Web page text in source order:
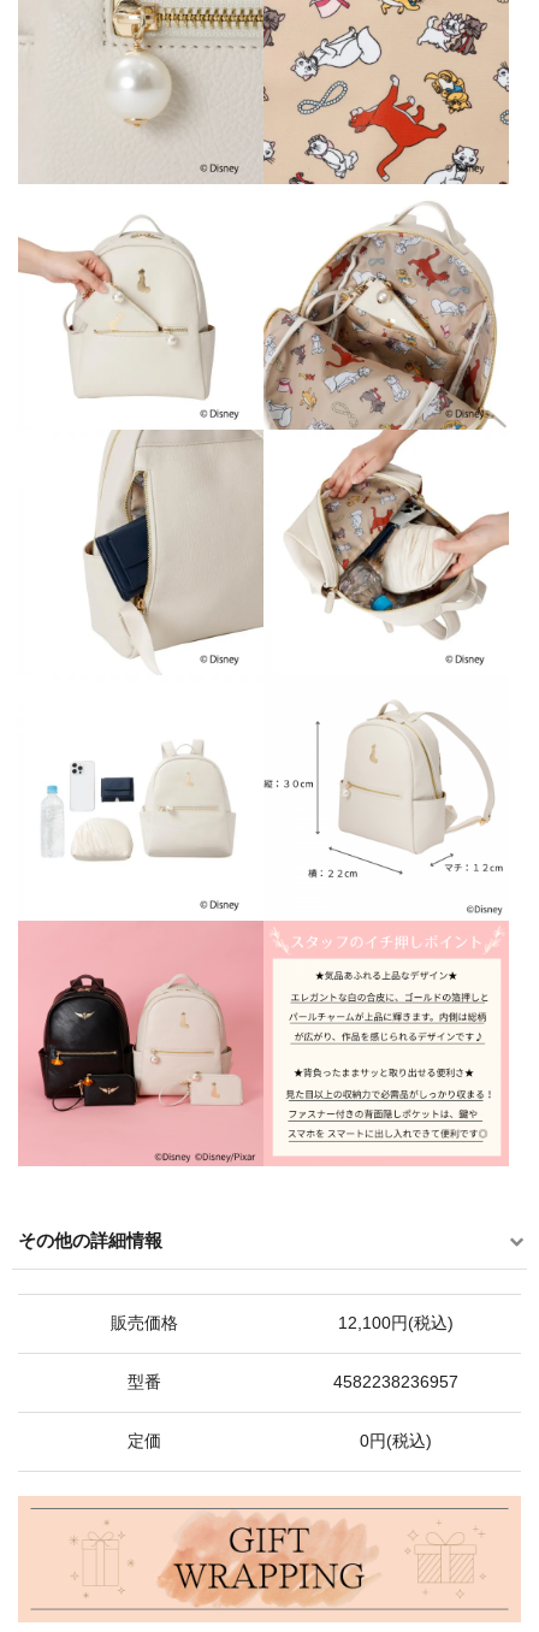
その他の詳細情報
販売価格 12,100円(税込)
型番 4582238236957
定価 0円(税込)